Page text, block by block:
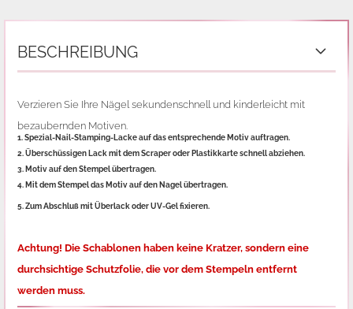
BESCHREIBUNG
Verzieren Sie Ihre Nägel sekundenschnell und kinderleicht mit
bezaubernden Motiven.
1. Spezial-Nail-Stamping-Lacke auf das entsprechende Motiv auftragen.
2. Überschüssigen Lack mit dem Scraper oder Plastikkarte schnell abziehen.
3. Motiv auf den Stempel übertragen.
4. Mit dem Stempel das Motiv auf den Nagel übertragen.
5. Zum Abschluß mit Überlack oder UV-Gel fixieren.
Achtung! Die Schablonen haben keine Kratzer, sondern eine
durchsichtige Schutzfolie, die vor dem Stempeln entfernt
werden muss.